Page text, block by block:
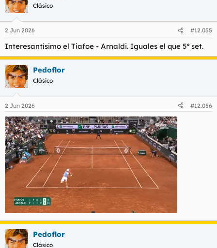
Clásico
2 Jun 2026 #12.055
Interesantísimo el Tiafoe - Arnaldi. Iguales el que 5º set.
Pedoflor
Clásico
2 Jun 2026 #12.056
Pedoflor
Clásico